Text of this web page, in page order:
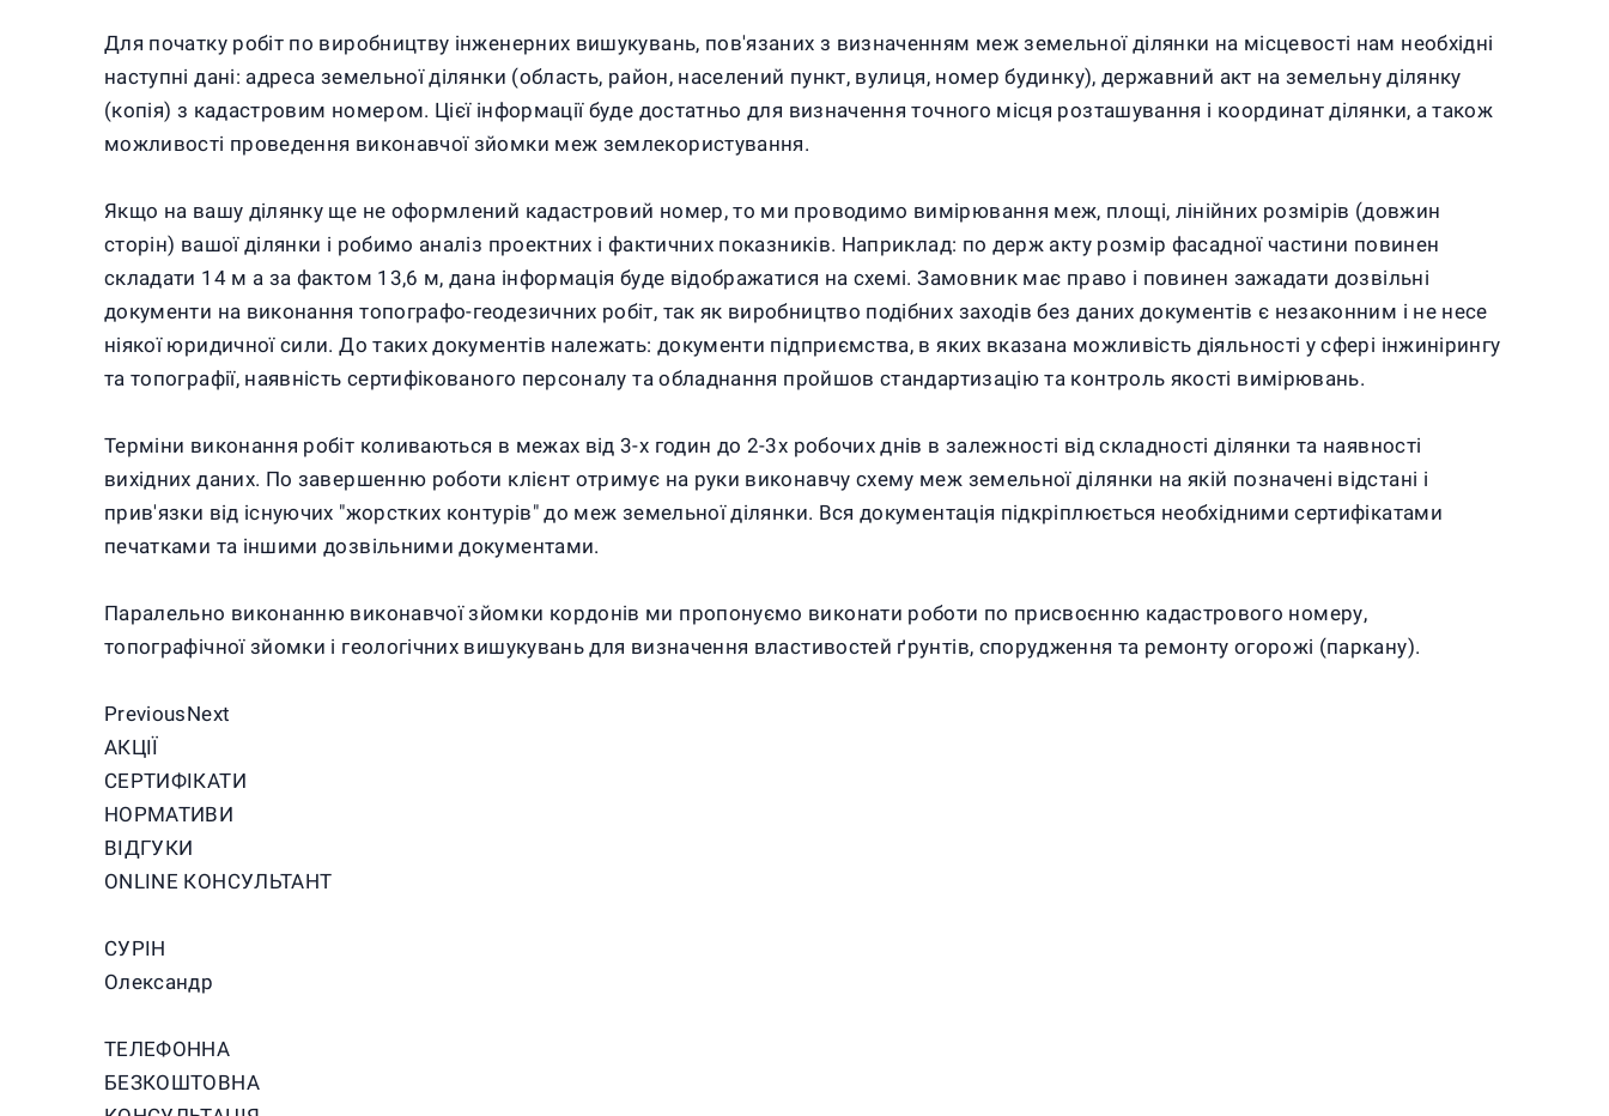
Для початку робіт по виробництву інженерних вишукувань, пов'язаних з визначенням меж земельної ділянки на місцевості нам необхідні
наступні дані: адреса земельної ділянки (область, район, населений пункт, вулиця, номер будинку), державний акт на земельну ділянку
(копія) з кадастровим номером. Цієї інформації буде достатньо для визначення точного місця розташування і координат ділянки, а також
можливості проведення виконавчої зйомки меж землекористування.
Якщо на вашу ділянку ще не оформлений кадастровий номер, то ми проводимо вимірювання меж, площі, лінійних розмірів (довжин
сторін) вашої ділянки і робимо аналіз проектних і фактичних показників. Наприклад: по держ акту розмір фасадної частини повинен
складати 14 м а за фактом 13,6 м, дана інформація буде відображатися на схемі. Замовник має право і повинен зажадати дозвільні
документи на виконання топографо-геодезичних робіт, так як виробництво подібних заходів без даних документів є незаконним і не несе
ніякої юридичної сили. До таких документів належать: документи підприємства, в яких вказана можливість діяльності у сфері інжинірингу
та топографії, наявність сертифікованого персоналу та обладнання пройшов стандартизацію та контроль якості вимірювань.
Терміни виконання робіт коливаються в межах від 3-х годин до 2-3х робочих днів в залежності від складності ділянки та наявності
вихідних даних. По завершенню роботи клієнт отримує на руки виконавчу схему меж земельної ділянки на якій позначені відстані і
прив'язки від існуючих "жорстких контурів" до меж земельної ділянки. Вся документація підкріплюється необхідними сертифікатами
печатками та іншими дозвільними документами.
Паралельно виконанню виконавчої зйомки кордонів ми пропонуємо виконати роботи по присвоєнню кадастрового номеру,
топографічної зйомки і геологічних вишукувань для визначення властивостей ґрунтів, спорудження та ремонту огорожі (паркану).
PreviousNext
АКЦІЇ
СЕРТИФІКАТИ
НОРМАТИВИ
ВІДГУКИ
ONLINE КОНСУЛЬТАНТ
СУРІН
Олександр
ТЕЛЕФОННА
БЕЗКОШТОВНА